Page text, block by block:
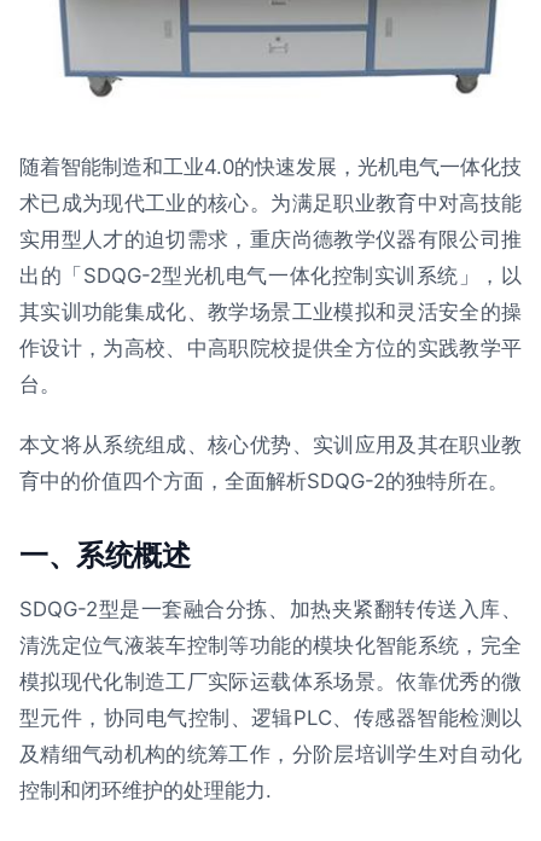
随着智能制造和工业4.0的快速发展，光机电气一体化技
术已成为现代工业的核心。为满足职业教育中对高技能
实用型人才的迫切需求，重庆尚德教学仪器有限公司推
出的「SDQG-2型光机电气一体化控制实训系统」，以
其实训功能集成化、教学场景工业模拟和灵活安全的操
作设计，为高校、中高职院校提供全方位的实践教学平
台。
本文将从系统组成、核心优势、实训应用及其在职业教
育中的价值四个方面，全面解析SDQG-2的独特所在。
一、系统概述
SDQG-2型是一套融合分拣、加热夹紧翻转传送入库、
清洗定位气液装车控制等功能的模块化智能系统，完全
模拟现代化制造工厂实际运载体系场景。依靠优秀的微
型元件，协同电气控制、逻辑PLC、传感器智能检测以
及精细气动机构的统筹工作，分阶层培训学生对自动化
控制和闭环维护的处理能力.